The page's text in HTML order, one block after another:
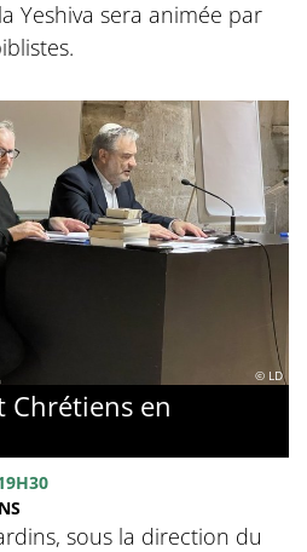
Yeshiva sera animée par
© LD
Chrétiens en
sous la direction du